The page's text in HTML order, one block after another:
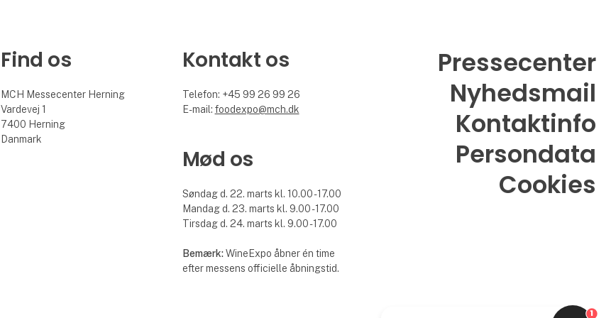
Find os
MCH Messecenter Herning
Vardevej 1
7400 Herning
Danmark
Kontakt os
Telefon: +45 99 26 99 26
E-mail: foodexpo@mch.dk
Mød os
Søndag d. 22. marts kl. 10.00 - 17.00
Mandag d. 23. marts kl. 9.00 - 17.00
Tirsdag d. 24. marts kl. 9.00 - 17.00
Bemærk:WineExpo åbner én time
efter messens officielle åbningstid.
Pressecenter
Nyhedsmail
Kontaktinfo
Persondata
Cookies
1